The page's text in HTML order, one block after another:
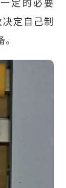
定的必要
决定自己制